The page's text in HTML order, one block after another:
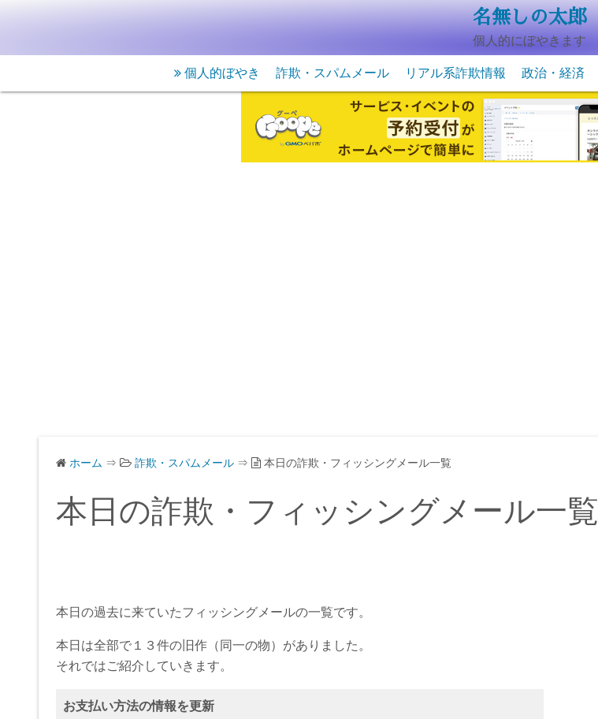
名無しの太郎
個人的にぼやきます
個人的ぼやき 詐欺・スパムメール リアル系詐欺情報 政治・経済
ホーム ⇒ 詐欺・スパムメール ⇒ 本日の詐欺・フィッシングメール一覧
本日の詐欺・フィッシングメール一覧
本日の過去に来ていたフィッシングメールの一覧です。
本日は全部で１３件の旧作（同一の物）がありました。
それではご紹介していきます。
お支払い方法の情報を更新